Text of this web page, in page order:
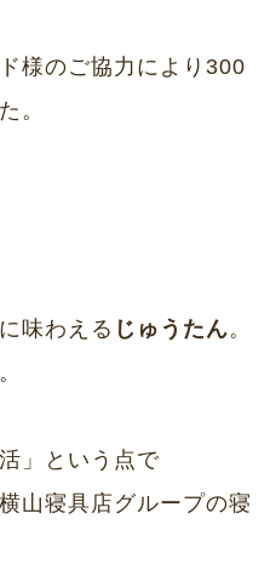
様のご協力により300
。
味わえる じゅうたん。
」という点で
山寝具店グループの寝